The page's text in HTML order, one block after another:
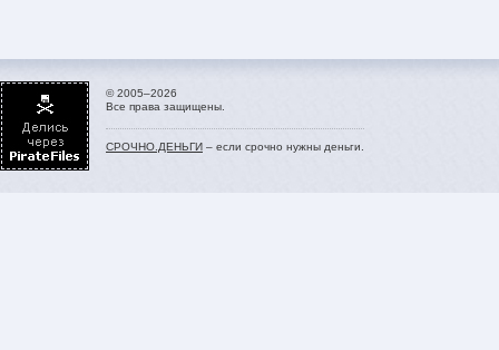
© 2005–2026
Все права защищены.
СРОЧНО.ДЕНЬГИ – если срочно нужны деньги.